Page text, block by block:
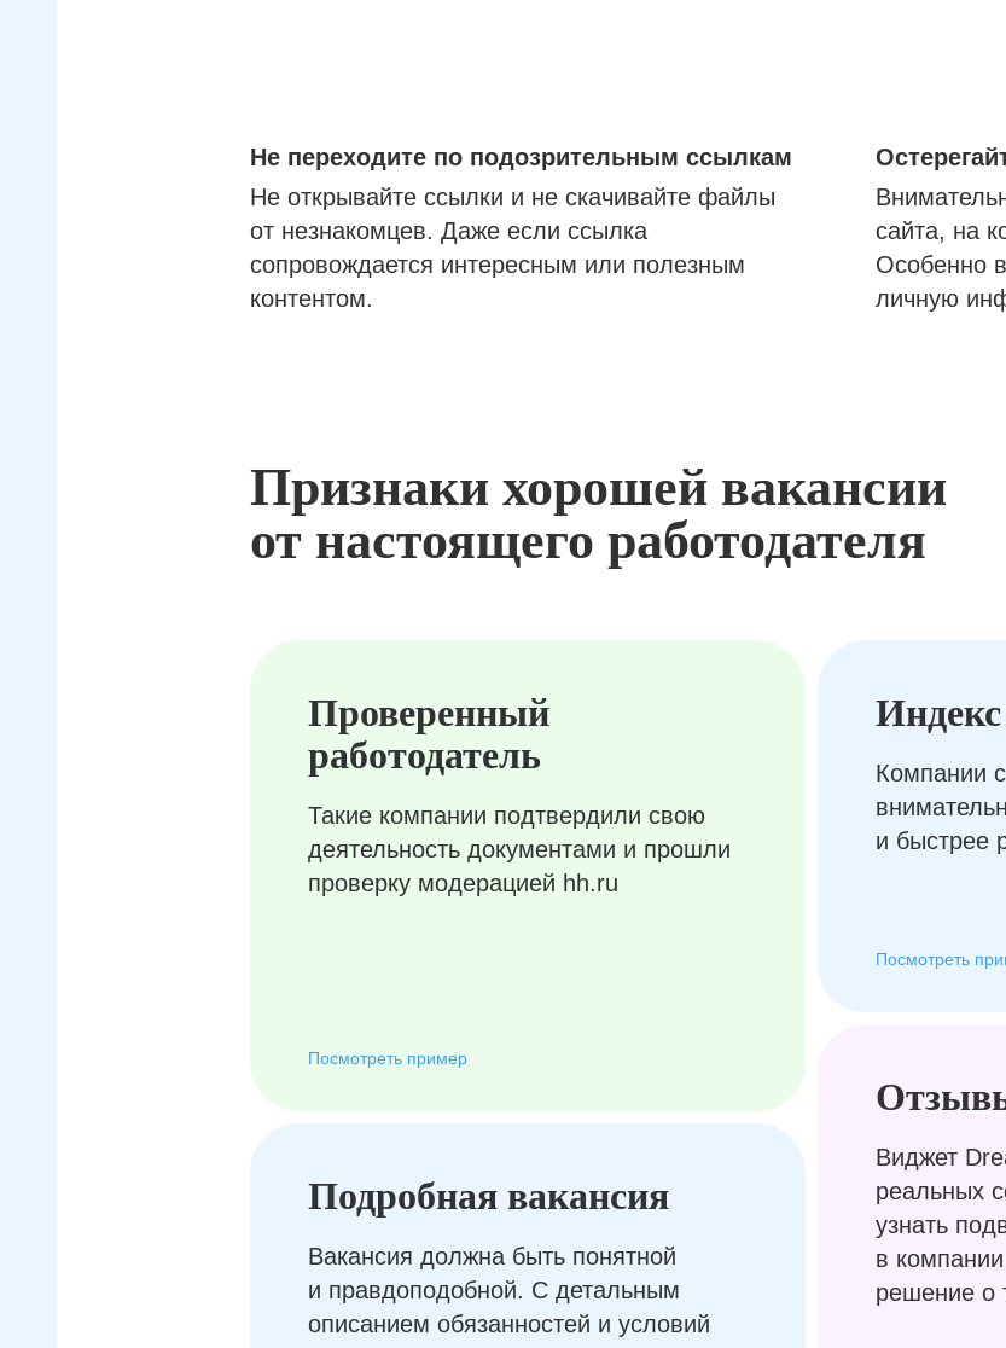
Не переходите по подозрительным ссылкам
Не открывайте ссылки и не скачивайте файлы
от незнакомцев. Даже если ссылка
сопровождается интересным или полезным
контентом.
сайта, на
Особенно
личную
Признаки хорошей вакансии
от настоящего работодателя
Проверенный
работодатель
Такие компании подтвердили свою
деятельность документами и прошли
проверку модерацией hh.ru
Посмотреть пример
Подробная вакансия
Вакансия должна быть понятной
и правдоподобной. С детальным
описанием обязанностей и условий
Виджет
реальных
узнать
в
решение о
Компании
и быстрее
Посмотреть